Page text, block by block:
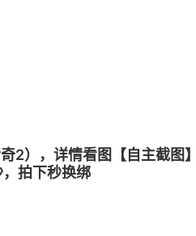
），详情看图【自主截图
拍下秒换绑